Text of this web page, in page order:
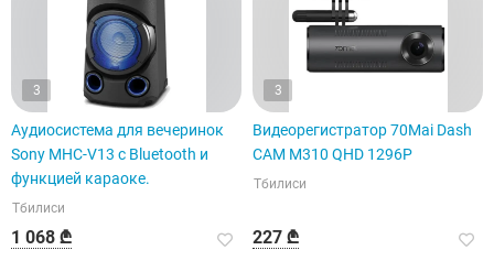
3
Аудиосистема для вечеринок
Sony MHC-V13 с Bluetooth и
функцией караоке.
Тбилиси
1 068 ₾
3
Видеорегистратор 70Mai Dash
CAM M310 QHD 1296P
Тбилиси
227 ₾